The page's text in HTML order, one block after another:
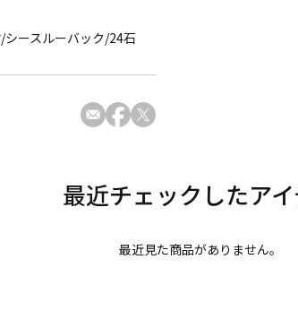
ースルーバック/24石
最近見た商品がありません。